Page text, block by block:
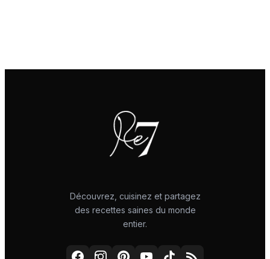
Découvrez, cuisinez et partagez
des recettes saines du monde
entier.